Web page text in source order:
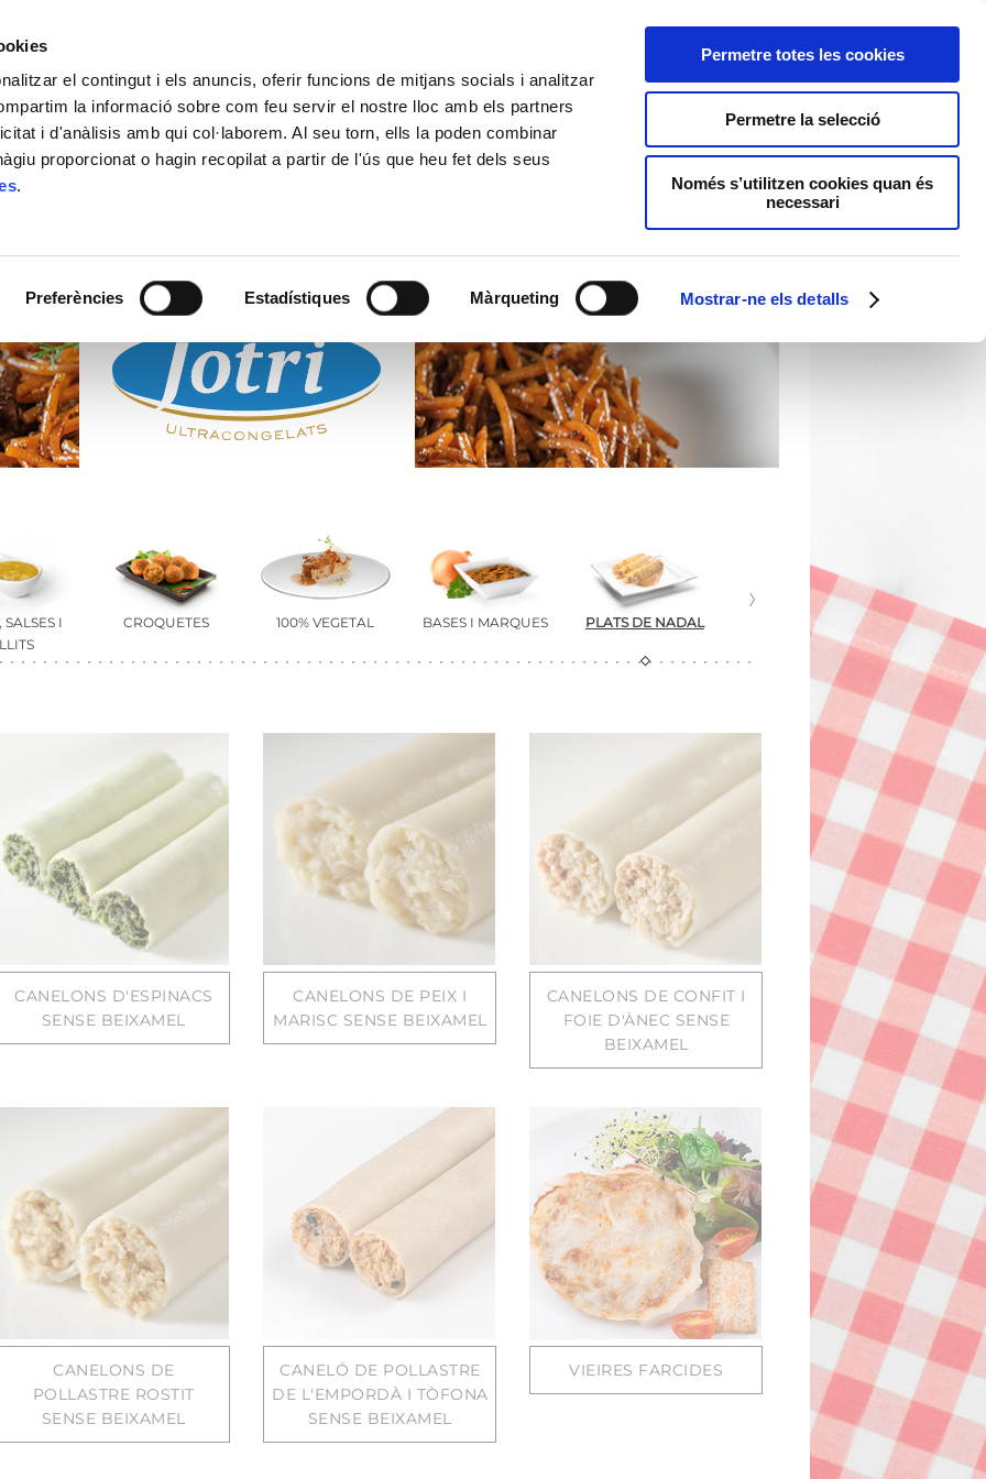
el contingut i els anuncis, oferir funcions de mitjans socials i analitzar
la informació sobre com feu servir el nostre lloc amb els partners
i d'anàlisis amb qui col·laborem. Al seu torn, ells la poden combinar
proporcionat o hagin recopilat a partir de l'ús que heu fet dels seus
.
Preferències Estadístiques Màrqueting Mostrar-ne els detalls
Permetre totes les cookies
Permetre la selecció
Només s’utilitzen cookies quan és
necessari
ACTUALITAT ON COMPRAR CONTACTE
ULTRACONGELATS
SALSES I
CROQUETES 100% VEGETAL BASES I MARQUES PLATS DE NADAL
CANELONS D'ESPINACS
SENSE BEIXAMEL
CANELONS DE PEIX I
MARISC SENSE BEIXAMEL
CANELONS DE CONFIT I
FOIE D'ÀNEC SENSE
BEIXAMEL
CANELONS DE
POLLASTRE ROSTIT
SENSE BEIXAMEL
CANELÓ DE POLLASTRE
DE L'EMPORDÀ I TÒFONA
SENSE BEIXAMEL
VIEIRES FARCIDES